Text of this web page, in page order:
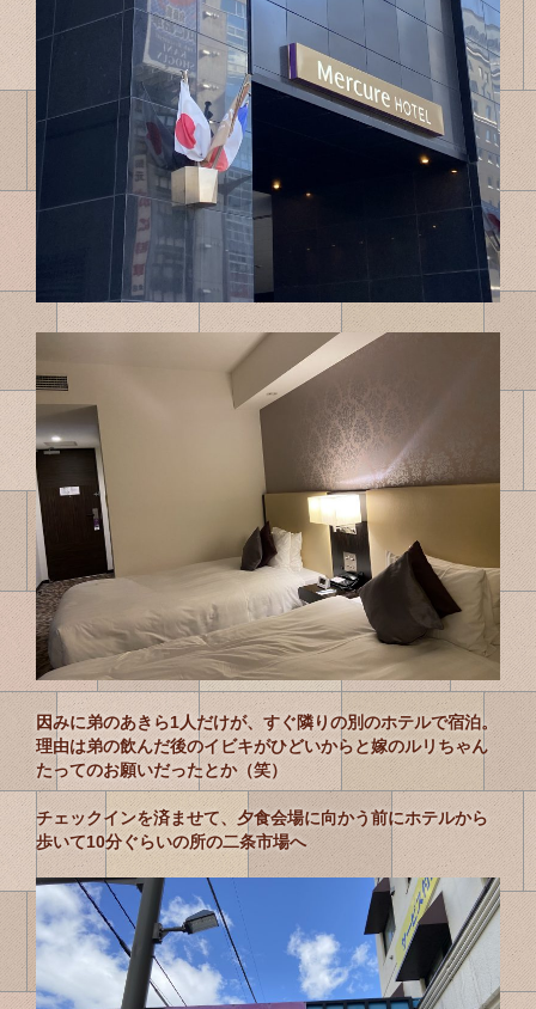
因みに弟のあきら1人だけが、すぐ隣りの別のホテルで宿泊。
理由は弟の飲んだ後のイビキがひどいからと嫁のルリちゃん
たってのお願いだったとか（笑）
チェックインを済ませて、夕食会場に向かう前にホテルから
歩いて10分ぐらいの所の二条市場へ